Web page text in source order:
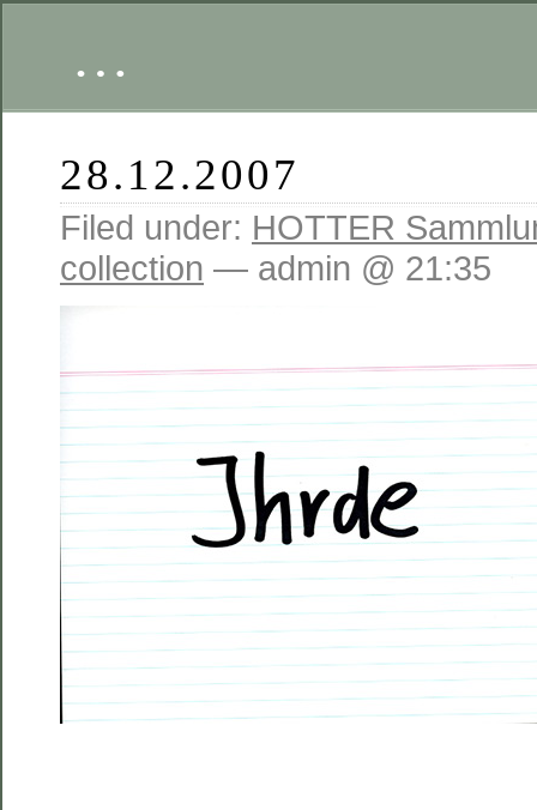
…
28.12.2007
Filed under: HOTTER
collection — admin @ 21:35